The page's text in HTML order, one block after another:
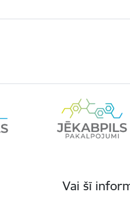
Vai šī